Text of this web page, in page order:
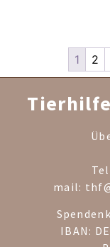
1 2
mail:
IBAN: